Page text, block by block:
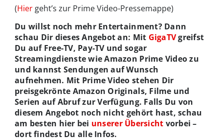
(Hier geht’s zur Prime Video-Pressemappe)
Du willst noch mehr Entertainment? Dann
schau Dir dieses Angebot an: Mit GigaTVgreifst
Du auf Free-TV, Pay-TV und sogar
Streamingdienste wie Amazon Prime Video zu
und kannst Sendungen auf Wunsch
aufnehmen. Mit Prime Video stehen Dir
preisgekrönte Amazon Originals, Filme und
Serien auf Abruf zur Verfügung. Falls Du von
diesem Angebot noch nicht gehört hast, schau
am besten hier bei unserer Übersicht vorbei –
dort findest Du alle Infos.